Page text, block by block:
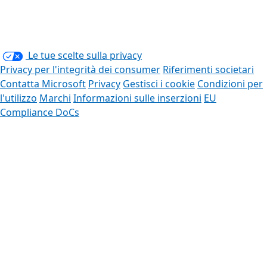
Le tue scelte sulla privacy
Privacy per l'integrità dei consumer Riferimenti societari
Contatta Microsoft Privacy Gestisci i cookie Condizioni per
l'utilizzo Marchi Informazioni sulle inserzioni EU
Compliance DoCs